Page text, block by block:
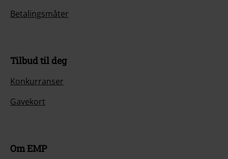
Betalingsmåter
Tilbud til deg
Konkurranser
Gavekort
Om EMP